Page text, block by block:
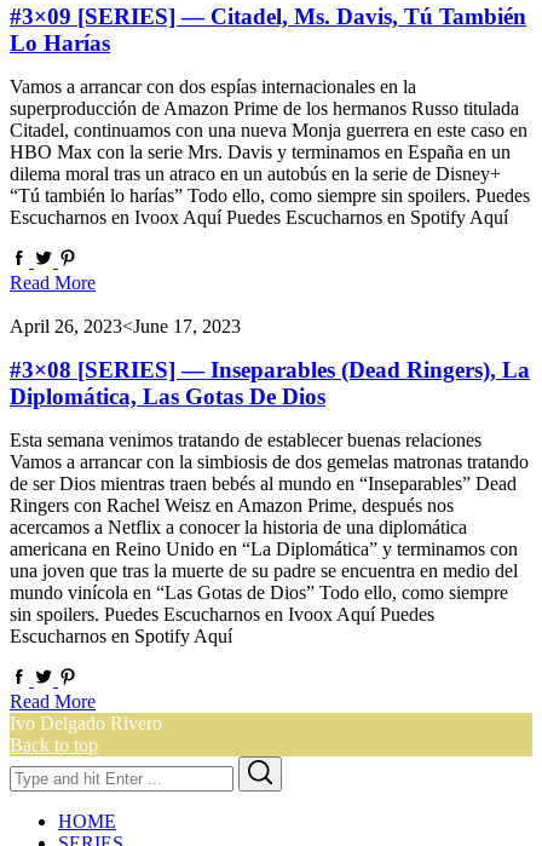
#3×09 [SERIES] — Citadel, Ms. Davis, Tú También
Lo Harías
Vamos a arrancar con dos espías internacionales en la
superproducción de Amazon Prime de los hermanos Russo titulada
Citadel, continuamos con una nueva Monja guerrera en este caso en
HBO Max con la serie Mrs. Davis y terminamos en España en un
dilema moral tras un atraco en un autobús en la serie de Disney+
“Tú también lo harías” Todo ello, como siempre sin spoilers. Puedes
Escucharnos en Ivoox Aquí Puedes Escucharnos en Spotify Aquí
Read More
April 26, 2023<June 17, 2023
#3×08 [SERIES] — Inseparables (Dead Ringers), La
Diplomática, Las Gotas De Dios
Esta semana venimos tratando de establecer buenas relaciones
Vamos a arrancar con la simbiosis de dos gemelas matronas tratando
de ser Dios mientras traen bebés al mundo en “Inseparables” Dead
Ringers con Rachel Weisz en Amazon Prime, después nos
acercamos a Netflix a conocer la historia de una diplomática
americana en Reino Unido en “La Diplomática” y terminamos con
una joven que tras la muerte de su padre se encuentra en medio del
mundo vinícola en “Las Gotas de Dios” Todo ello, como siempre
sin spoilers. Puedes Escucharnos en Ivoox Aquí Puedes
Escucharnos en Spotify Aquí
Read More
Ivo Delgado Rivero
Back to top
Search
for:
HOME